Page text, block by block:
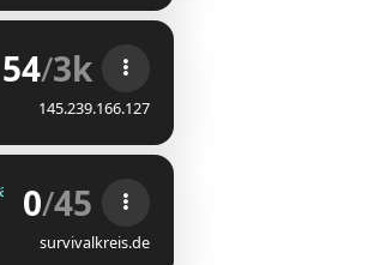
54/3k
145.239.166.127
für Version 1.10 - 1.21.x
0/45
survivalkreis.de